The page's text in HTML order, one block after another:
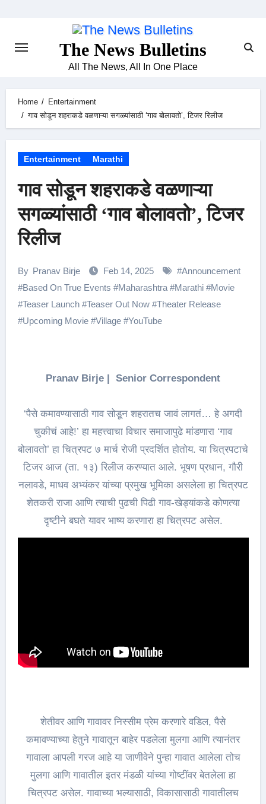
The News Bulletins
All The News, All In One Place
Home
Entertainment
गाव सोडून शहराकडे वळणाऱ्या सगळ्यांसाठी ‘गाव बोलावतो’, टिजर रिलीज
Entertainment Marathi
गाव सोडून शहराकडे वळणाऱ्या
सगळ्यांसाठी ‘गाव बोलावतो’, टिजर
रिलीज
By Pranav Birje Feb 14, 2025 #Announcement
#Based On True Events #Maharashtra#Marathi#Movie
#Teaser Launch#Teaser Out Now#Theater Release
#Upcoming Movie#Village#YouTube
Pranav Birje | Senior Correspondent
‘पैसे कमावण्यासाठी गाव सोडून शहरातच जावं लागतं… हे अगदी
चुकीचं आहे!’ हा महत्त्वाचा विचार समाजापुढे मांडणारा ‘गाव
बोलावतो’ हा चित्रपट ७ मार्च रोजी प्रदर्शित होतोय. या चित्रपटाचे
टिजर आज (ता. १३) रिलीज करण्यात आले. भूषण प्रधान, गौरी
नलावडे, माधव अभ्यंकर यांच्या प्रमुख भूमिका असलेला हा चित्रपट
शेतकरी राजा आणि त्याची पुढची पिढी गाव-खेड्यांकडे कोणत्या
दृष्टीने बघते यावर भाष्य करणारा हा चित्रपट असेल.
शेतीवर आणि गावावर निस्सीम प्रेम करणारे वडिल, पैसे
कमावण्याच्या हेतुने गावातून बाहेर पडलेला मुलगा आणि त्यानंतर
गावाला आपली गरज आहे या जाणीवेने पुन्हा गावात आलेला तोच
मुलगा आणि गावातील इतर मंडळी यांच्या गोष्टींवर बेतलेला हा
चित्रपट असेल. गावाच्या भल्यासाठी, विकासासाठी गावातीलच